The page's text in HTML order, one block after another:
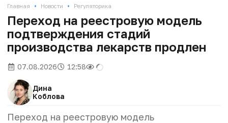
Главная • Новости • Регуляторика
Переход на реестровую модель
подтверждения стадий
производства лекарств продлен
07.08.2026 12:58
Дина
Коблова
Переход на реестровую модель